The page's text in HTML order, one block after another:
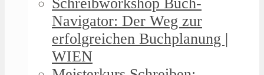
Navigator: Der Weg zur
erfolgreichen Buchplanung |
WIEN